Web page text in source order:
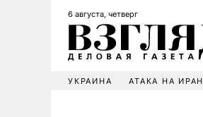
6 августа, четверг
УКРАИНА АТАКА НА ИРАН